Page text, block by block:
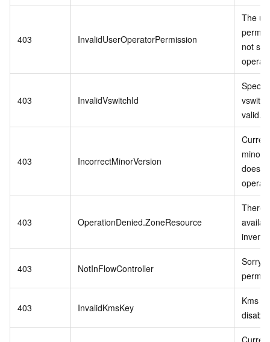
403 InvalidUserOperatorPermission
The
not
403 InvalidVswitchId
valid.
403 IncorrectMinorVersion
minor
does
403 OperationDenied.ZoneResource
There
403 NotInFlowController
403 InvalidKmsKey
Kms